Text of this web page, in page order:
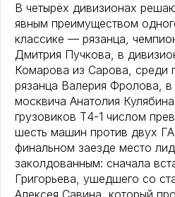
В четырёх дивизионах
явным преимуществом
классике — рязанца,
Дмитрия Пучкова, в
Комарова из Сарова, среди
рязанца Валерия Фролова,
москвича Анатолия
грузовиков Т4-1 числом
шесть машин против двух
финальном заезде место
заколдованным: сначала
Григорьева, ушедшего со